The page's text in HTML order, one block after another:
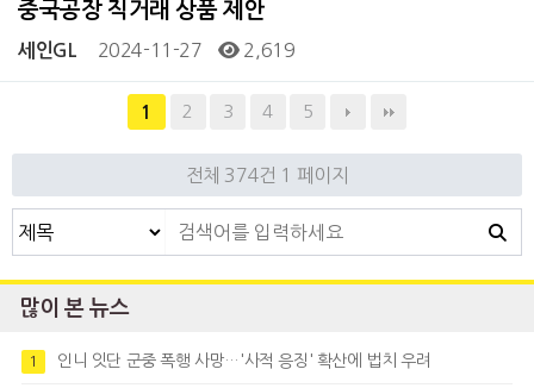
중국공장 직거래 상품 제안
세인GL 2024-11-27 2,619
1 2 3 4 5
전체 374건 1 페이지
많이 본 뉴스
1 인니 잇단 군중 폭행 사망…'사적 응징' 확산에 법치 우려